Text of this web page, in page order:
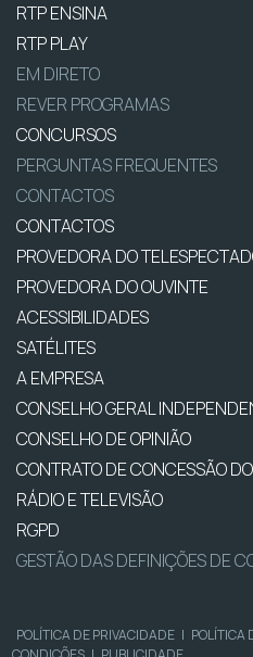
RTP ENSINA
RTP PLAY
EM DIRETO
REVER PROGRAMAS
CONCURSOS
PERGUNTAS FREQUENTES
CONTACTOS
CONTACTOS
PROVEDORA DO
PROVEDORA DO OUVINTE
ACESSIBILIDADES
SATÉLITES
A EMPRESA
CONSELHO GERAL
CONSELHO DE OPINIÃO
CONTRATO DE CONCESSÃO
RÁDIO E TELEVISÃO
RGPD
GESTÃO DAS DEFINIÇÕES DE
POLÍTICA DE PRIVACIDADE | POLÍTICA